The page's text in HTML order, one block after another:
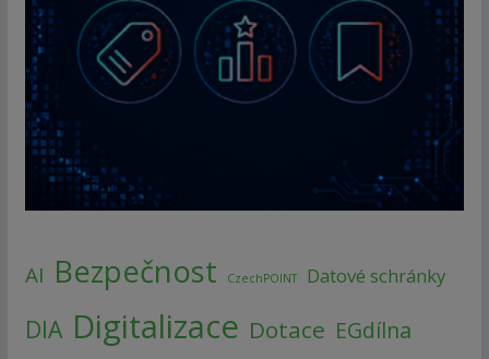
AI Bezpečnost CzechPOINT Datové schránky
DIA Digitalizace Dotace EGdílna